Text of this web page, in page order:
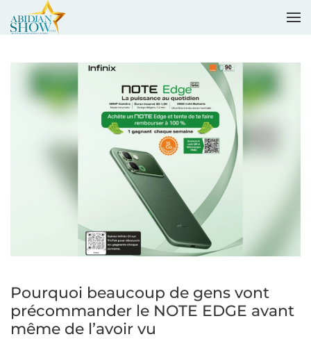
Pourquoi beaucoup de gens vont
précommander le NOTE EDGE avant
même de l’avoir vu